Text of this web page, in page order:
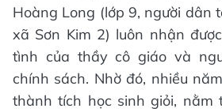
Hoàng Long (lớp 9, người dân
xã Sơn Kim 2) luôn nhận
tình của thầy cô giáo và
chính sách. Nhờ đó, nhiều
thành tích học sinh giỏi, nằm